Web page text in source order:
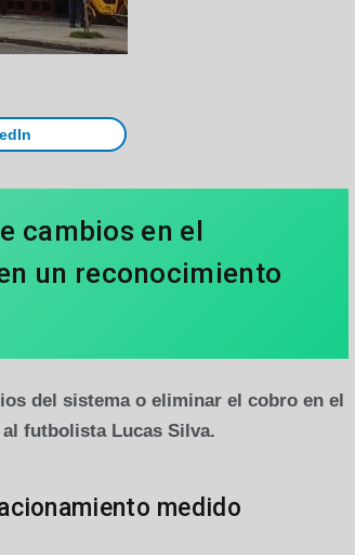
cambios en el
un reconocimiento
del sistema o eliminar el cobro en el
futbolista Lucas Silva.
medido